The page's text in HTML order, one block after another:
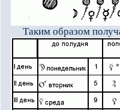
Таким образом